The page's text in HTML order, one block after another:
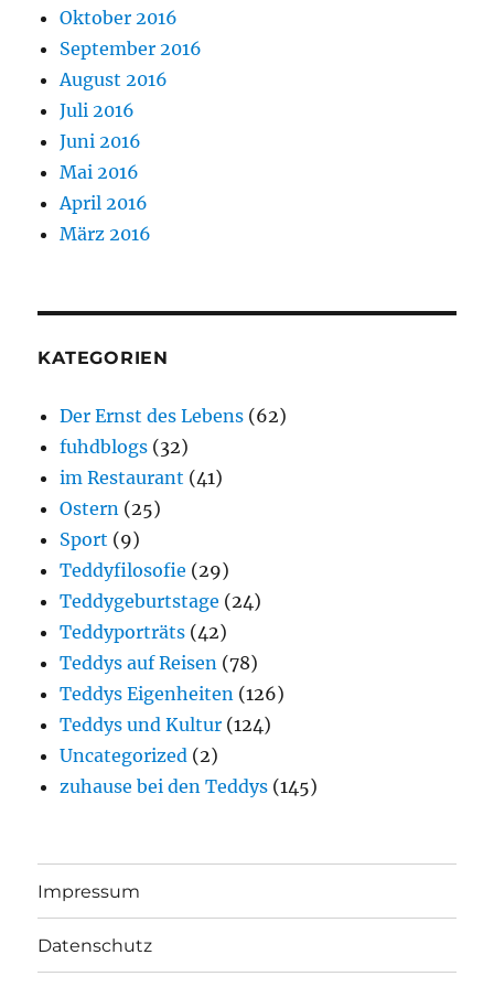
Oktober 2016
September 2016
August 2016
Juli 2016
Juni 2016
Mai 2016
April 2016
März 2016
KATEGORIEN
Der Ernst des Lebens (62)
fuhdblogs (32)
im Restaurant (41)
Ostern (25)
Sport (9)
Teddyfilosofie (29)
Teddygeburtstage (24)
Teddyporträts (42)
Teddys auf Reisen (78)
Teddys Eigenheiten (126)
Teddys und Kultur (124)
Uncategorized (2)
zuhause bei den Teddys (145)
Impressum
Datenschutz